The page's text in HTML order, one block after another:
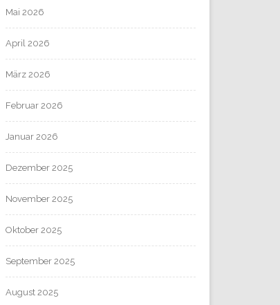
Mai 2026
April 2026
März 2026
Februar 2026
Januar 2026
Dezember 2025
November 2025
Oktober 2025
September 2025
August 2025